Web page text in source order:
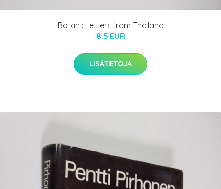
Botan : Letters from Thailand
8.5 EUR
LISÄTIETOJA